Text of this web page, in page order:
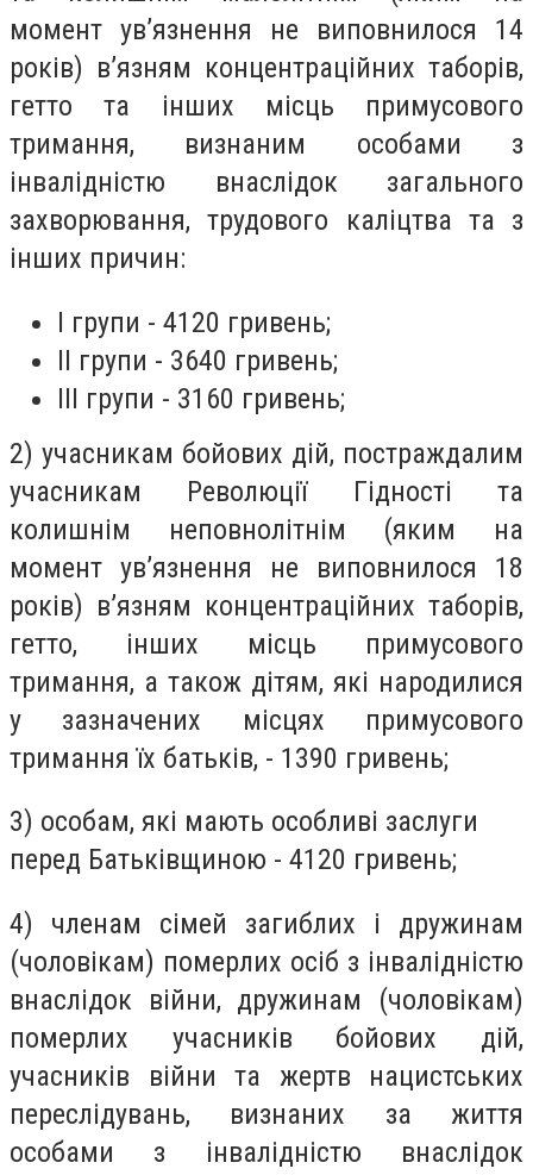
момент ув’язнення не виповнилося 14
років) в’язням концентраційних таборів,
гетто та інших місць примусового
тримання, визнаним особами з
інвалідністю внаслідок загального
захворювання, трудового каліцтва та з
інших причин:
I групи - 4120 гривень;
II групи - 3640 гривень;
III групи - 3160 гривень;
2) учасникам бойових дій, постраждалим
учасникам Революції Гідності та
колишнім неповнолітнім (яким на
момент ув’язнення не виповнилося 18
років) в’язням концентраційних таборів,
гетто, інших місць примусового
тримання, а також дітям, які народилися
у зазначених місцях примусового
тримання їх батьків, - 1390 гривень;
3) особам, які мають особливі заслуги
перед Батьківщиною - 4120 гривень;
4) членам сімей загиблих і дружинам
(чоловікам) померлих осіб з інвалідністю
внаслідок війни, дружинам (чоловікам)
померлих учасників бойових дій,
учасників війни та жертв нацистських
переслідувань, визнаних за життя
особами з інвалідністю внаслідок